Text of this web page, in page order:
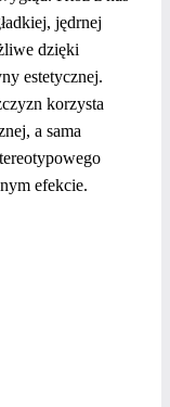
jędrnej
dzięki
estetycznej.
korzysta
a sama
efekcie.